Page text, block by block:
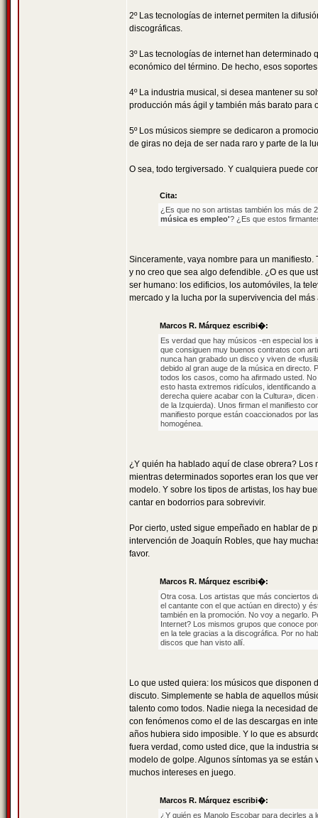
2º Las tecnologías de internet permiten la
discográficas.
3º Las tecnologías de internet han determinado
económico del término. De hecho, esos
4º La industria musical, si desea mantener su
producción más ágil y también más barato para
5º Los músicos siempre se dedicaron a
de giras no deja de ser nada raro y parte de la
O sea, todo tergiversado. Y cualquiera puede
Cita:
¿Es que no son artistas también los más de
música es empleo'? ¿Es que estos
Sinceramente, vaya nombre para un
y no creo que sea algo defendible. ¿O es que
ser humano: los edificios, los automóviles, la
mercado y la lucha por la supervivencia del
Marcos R. Márquez escribi�:
Es verdad que hay músicos -en especial
que consiguen muy buenos contratos con
nunca han grabado un disco y viven de
debido al gran auge de la música en directo.
todos los casos, como ha afirmado usted.
esto hasta extremos ridículos, identificando
derecha quiere acabar con la Cultura»,
de la Izquierda). Unos firman el manifiesto
manifiesto porque están coaccionados por
homogénea.
¿Y quién ha hablado aquí de clase obrera? Los
mientras determinados soportes eran los que
modelo. Y sobre los tipos de artistas, los hay
cantar en bodorrios para sobrevivir.
Por cierto, usted sigue empeñado en hablar de
intervención de Joaquín Robles, que hay
favor.
Marcos R. Márquez escribi�:
Otra cosa. Los artistas que más conciertos
el cantante con el que actúan en directo) y
también en la promoción. No voy a negarlo.
Internet? Los mismos grupos que conoce
en la tele gracias a la discográfica. Por no
discos que han visto allí.
Lo que usted quiera: los músicos que disponen
discuto. Simplemente se habla de aquellos
talento como todos. Nadie niega la necesidad
con fenómenos como el de las descargas en
años hubiera sido imposible. Y lo que es
fuera verdad, como usted dice, que la industria
modelo de golpe. Algunos síntomas ya se
muchos intereses en juego.
Marcos R. Márquez escribi�:
¿Y quién es Manolo Escobar para decirles a